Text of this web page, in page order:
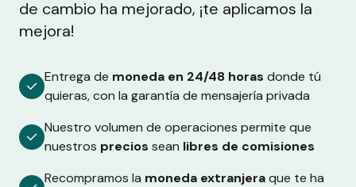
de cambio ha mejorado, ¡te aplicamos la
mejora!
Entrega de moneda en 24/48 horas donde tú
quieras, con la garantía de mensajería privada
Nuestro volumen de operaciones permite que
nuestros precios sean libres de comisiones
Recompramos la moneda extranjeraque te ha